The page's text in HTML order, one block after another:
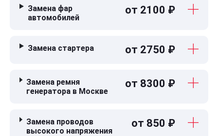
Замена фар
автомобилей
от 2100 ₽
Замена стартера от 2750 ₽
Замена ремня
генератора в Москве
от 8300 ₽
Замена проводов
высокого напряжения
от 850 ₽